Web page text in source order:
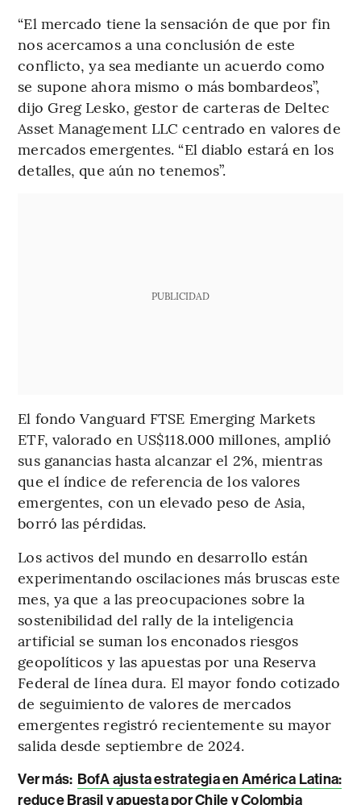
“El mercado tiene la sensación de que por fin
nos acercamos a una conclusión de este
conflicto, ya sea mediante un acuerdo como
se supone ahora mismo o más bombardeos”,
dijo Greg Lesko, gestor de carteras de Deltec
Asset Management LLC centrado en valores de
mercados emergentes. “El diablo estará en los
detalles, que aún no tenemos”.
PUBLICIDAD
El fondo Vanguard FTSE Emerging Markets
ETF, valorado en US$118.000 millones, amplió
sus ganancias hasta alcanzar el 2%, mientras
que el índice de referencia de los valores
emergentes, con un elevado peso de Asia,
borró las pérdidas.
Los activos del mundo en desarrollo están
experimentando oscilaciones más bruscas este
mes, ya que a las preocupaciones sobre la
sostenibilidad del rally de la inteligencia
artificial se suman los enconados riesgos
geopolíticos y las apuestas por una Reserva
Federal de línea dura. El mayor fondo cotizado
de seguimiento de valores de mercados
emergentes registró recientemente su mayor
salida desde septiembre de 2024.
Ver más: BofA ajusta estrategia en América Latina:
reduce Brasil y apuesta por Chile y Colombia